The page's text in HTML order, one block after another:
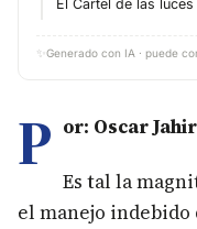
El Cartel de las luces
✨ Generado con IA · puede
P or: Oscar
Es tal la
el manejo